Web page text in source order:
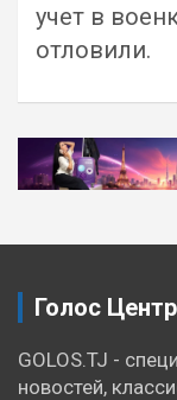
учет в
отловили.
Навигация
по
Голос
GOLOS.TJ -
новостей,